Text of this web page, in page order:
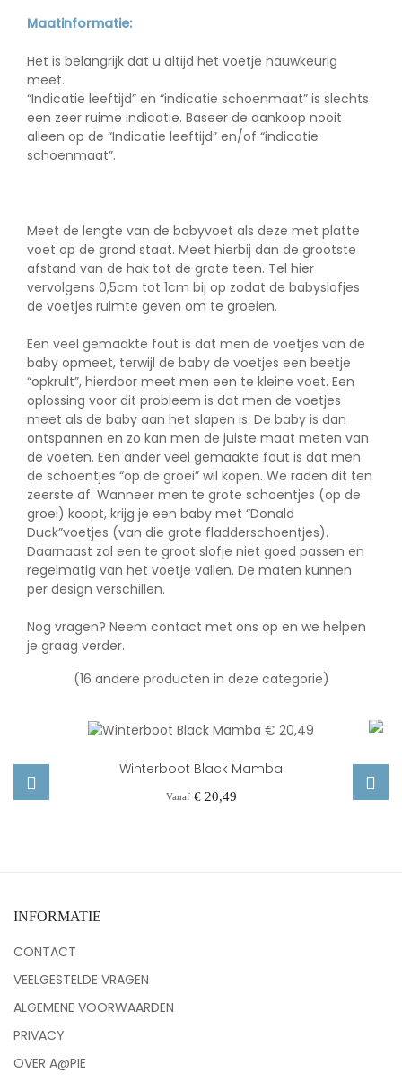
Maatinformatie:
Het is belangrijk dat u altijd het voetje nauwkeurig
meet.
“Indicatie leeftijd” en “indicatie schoenmaat” is slechts
een zeer ruime indicatie. Baseer de aankoop nooit
alleen op de “Indicatie leeftijd” en/of “indicatie
schoenmaat”.
Meet de lengte van de babyvoet als deze met platte
voet op de grond staat. Meet hierbij dan de grootste
afstand van de hak tot de grote teen. Tel hier
vervolgens 0,5cm tot 1cm bij op zodat de babyslofjes
de voetjes ruimte geven om te groeien.
Een veel gemaakte fout is dat men de voetjes van de
baby opmeet, terwijl de baby de voetjes een beetje
“opkrult”, hierdoor meet men een te kleine voet. Een
oplossing voor dit probleem is dat men de voetjes
meet als de baby aan het slapen is. De baby is dan
ontspannen en zo kan men de juiste maat meten van
de voeten. Een ander veel gemaakte fout is dat men
de schoentjes “op de groei” wil kopen. We raden dit ten
zeerste af. Wanneer men te grote schoentjes (op de
groei) koopt, krijg je een baby met “Donald
Duck”voetjes (van die grote fladderschoentjes).
Daarnaast zal een te groot slofje niet goed passen en
regelmatig van het voetje vallen. De maten kunnen
per design verschillen.
Nog vragen? Neem contact met ons op en we helpen
je graag verder.
(16 andere producten in deze categorie)
Winterboot Black Mamba
Vanaf Prijs
€ 20,49
INFORMATIE
CONTACT
VEELGESTELDE VRAGEN
ALGEMENE VOORWAARDEN
PRIVACY
OVER A@PIE